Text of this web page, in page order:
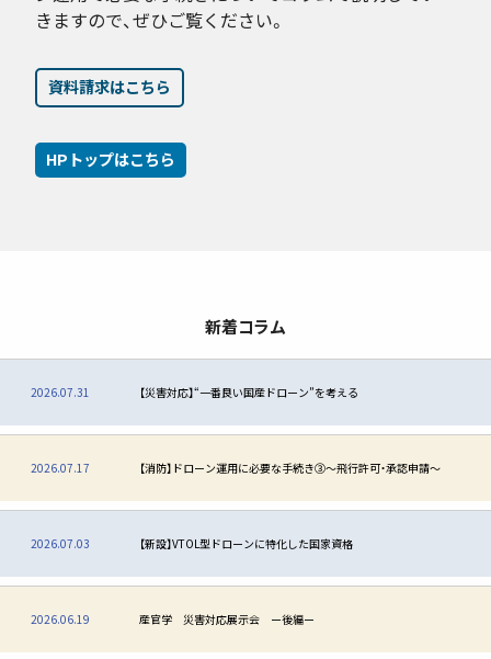
きますので、ぜひご覧ください。
資料請求はこちら
HPトップはこちら
新着コラム
2026.07.31 【災害対応】“一番良い国産ドローン”を考える
2026.07.17 【消防】ドローン運用に必要な手続き③〜飛行許可・承認申請〜
2026.07.03 【新設】VTOL型ドローンに特化した国家資格
2026.06.19 産官学 災害対応展示会 ー後編ー